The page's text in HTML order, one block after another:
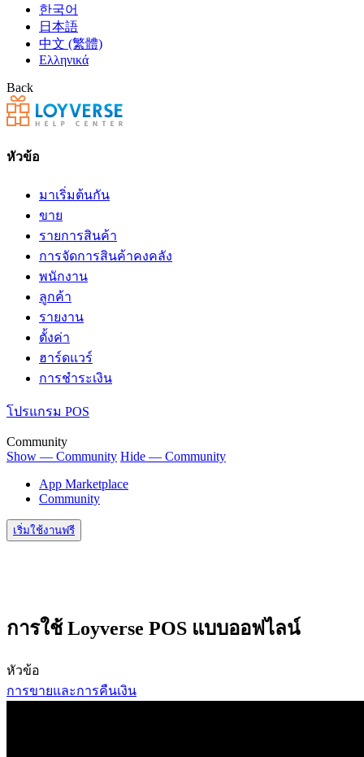
한국어
日本語
中文 (繁體)
Ελληνικά
Back
หัวข้อ
มาเริ่มต้นกัน
ขาย
รายการสินค้า
การจัดการสินค้าคงคลัง
พนักงาน
ลูกค้า
รายงาน
ตั้งค่า
ฮาร์ดแวร์
การชำระเงิน
โปรแกรม POS
Community
Show — Community Hide — Community
App Marketplace
Community
เริ่มใช้งานฟรี
การใช้ Loyverse POS แบบออฟไลน์
หัวข้อ
การขายและการคืนเงิน